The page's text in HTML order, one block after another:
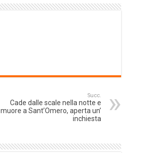
Succ.
Cade dalle scale nella notte e
muore a Sant’Omero, aperta un’
inchiesta